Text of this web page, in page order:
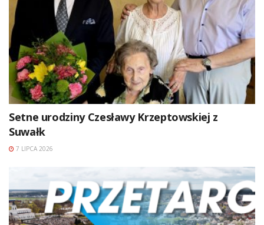
Setne urodziny Czesławy Krzeptowskiej z
Suwałk
7 LIPCA 2026